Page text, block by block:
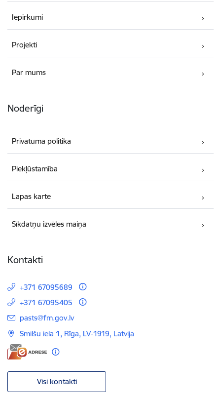
Iepirkumi
Projekti
Par mums
Noderīgi
Privātuma politika
Piekļūstamība
Lapas karte
Sīkdatņu izvēles maiņa
Kontakti
+371 67095689
+371 67095405
E-pasts:
pasts@fm.gov.lv
Smilšu iela 1, Rīga, LV-1919, Latvija
Visi kontakti